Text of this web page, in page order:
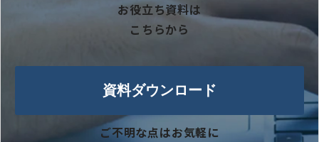
お役立ち資料は
こちらから
資料ダウンロード
ご不明な点はお気軽に